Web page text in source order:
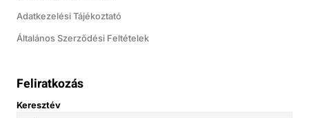
Adatkezelési Tájékoztató
Általános Szerződési Feltételek
Feliratkozás
Keresztév